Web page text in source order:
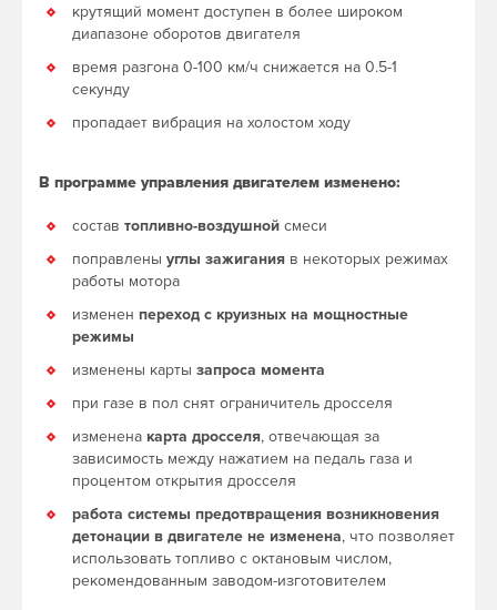
крутящий момент доступен в более широком
диапазоне оборотов двигателя
время разгона 0-100 км/ч снижается на 0.5-1
секунду
пропадает вибрация на холостом ходу
В программе управления двигателем изменено:
состав топливно-воздушной смеси
поправлены углы зажигания в некоторых режимах
работы мотора
изменен переход с круизных на мощностные
режимы
изменены карты запроса момента
при газе в пол снят ограничитель дросселя
изменена карта дросселя, отвечающая за
зависимость между нажатием на педаль газа и
процентом открытия дросселя
работа системы предотвращения возникновения
детонации в двигателе не изменена, что позволяет
использовать топливо с октановым числом,
рекомендованным заводом-изготовителем